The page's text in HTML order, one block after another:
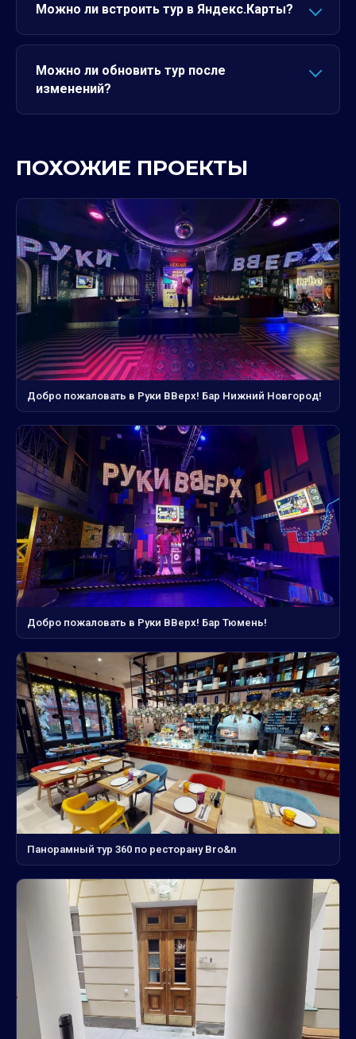
Можно ли встроить тур в Яндекс.Карты?
Можно ли обновить тур после
изменений?
ПОХОЖИЕ ПРОЕКТЫ
Добро пожаловать в Руки ВВерх! Бар Нижний Новгород!
Добро пожаловать в Руки ВВерх! Бар Тюмень!
Панорамный тур 360 по ресторану Bro&n